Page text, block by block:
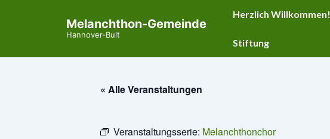
Melanchthon-Gemeinde
Hannover-Bult
Herzlich Willkommen!
Stiftung
« Alle Veranstaltungen
Veranstaltungsserie: Melanchthonchor